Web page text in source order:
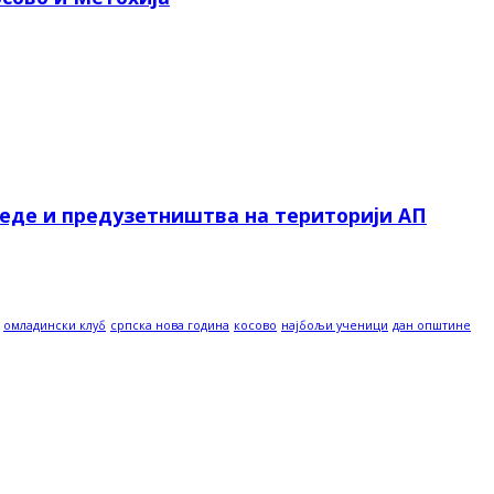
и предузетништва на територији АП
омладински клуб српска нова година косово најбољи ученици дан општине